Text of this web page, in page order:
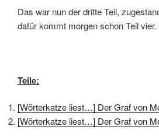
Das war nun der dritte Teil,
dafür kommt morgen schon Teil vier.
Teile:
[Wörterkatze liest…] Der Graf von
[Wörterkatze liest…] Der Graf von